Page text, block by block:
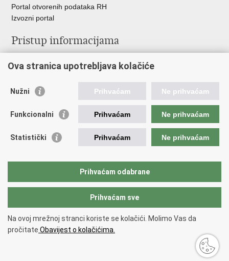
Portal otvorenih podataka RH
Izvozni portal
Pristup informacijama
Izjava o pristupačnosti
Ravnopravnost spolova u MORH-u i OSRH
Važne poveznice
Vlada RH
Hrvatski Sabor
Copyright © 2026 Ministarstvo obrane Republike Hrvatske.
korištenja.
Ova stranica upotrebljava kolačiće
Nužni Prihvaćam Ne prihvaćam
Funkcionalni Prihvaćam Ne prihvaćam
Statistički Prihvaćam Ne prihvaćam
Prihvaćam odabrane
Prihvaćam sve
Na ovoj mrežnoj stranci koriste se kolačići. Molimo Vas da
pročitate Obavijest o kolačićima.